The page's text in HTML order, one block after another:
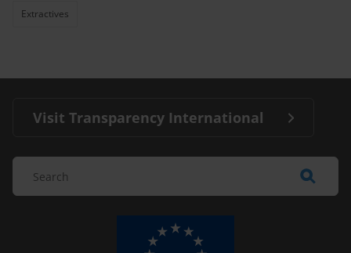
Extractives
Visit Transparency International